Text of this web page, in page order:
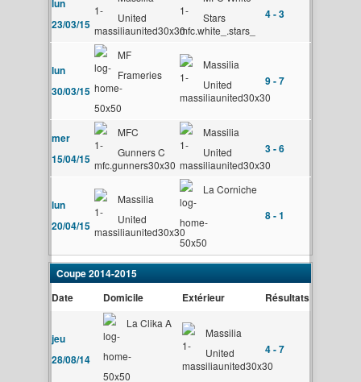
lun
23/03/15
United
Stars
4 - 3
lun
30/03/15
MF
Frameries
Massilia
United
9 - 7
mer
15/04/15
MFC
Gunners C
Massilia
United
3 - 6
lun
20/04/15
Massilia
United
La Corniche
8 - 1
Coupe 2014-2015
Date
Domicile Extérieur Résultats
jeu
28/08/14
La Clika A
Massilia
United
4 - 7